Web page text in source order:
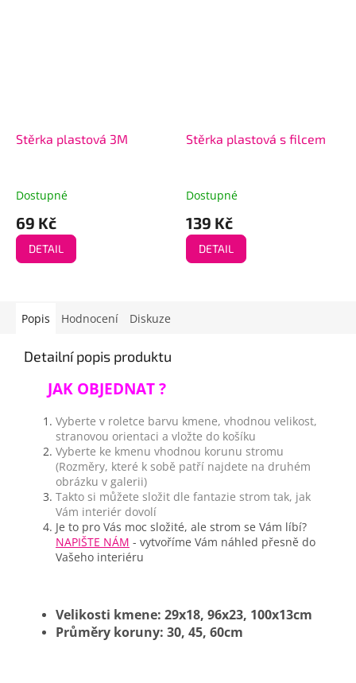
Stěrka plastová 3M
Dostupné
69 Kč
DETAIL
Stěrka plastová s filcem
Dostupné
139 Kč
DETAIL
Popis Hodnocení Diskuze
Detailní popis produktu
JAK OBJEDNAT ?
Vyberte v roletce barvu kmene, vhodnou velikost,
stranovou orientaci a vložte do košíku
Vyberte ke kmenu vhodnou korunu stromu
(Rozměry, které k sobě patří najdete na druhém
obrázku v galerii)
Takto si můžete složit dle fantazie strom tak, jak
Vám interiér dovolí
Je to pro Vás moc složité, ale strom se Vám líbí?
NAPIŠTE NÁM - vytvoříme Vám náhled přesně do
Vašeho interiéru
Velikosti kmene: 29x18, 96x23, 100x13cm
Průměry koruny: 30, 45, 60cm